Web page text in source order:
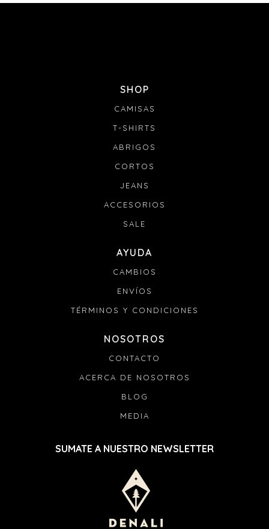
SHOP
CAMISAS
T-SHIRTS
ABRIGOS
CORTOS
JEANS
ACCESORIOS
SALE
AYUDA
CAMBIOS
ENVÍOS
TÉRMINOS Y CONDICIONES
NOSOTROS
CONTACTO
ACERCA DE NOSOTROS
BLOG
MEDIA
SUMATE A NUESTRO NEWSLETTER